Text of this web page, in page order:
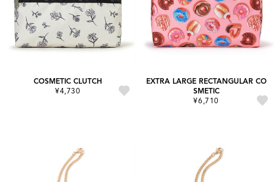
COSMETIC CLUTCH
¥4,730
EXTRA LARGE RECTANGULAR CO
SMETIC
¥6,710